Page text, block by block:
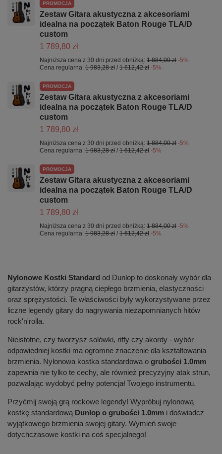
PROMOCJA
Zestaw Gitara akustyczna z akcesoriami
idealna na początek Baton Rouge TLA/D
custom
1 789,80 zł
Najniższa cena z 30 dni przed obniżką: 1 884,00 zł -5%
Cena regularna: 1 983,28 zł / 1 612,42 zł -5%
PROMOCJA
Zestaw Gitara akustyczna z akcesoriami
idealna na początek Baton Rouge TLA/D
custom
1 789,80 zł
Najniższa cena z 30 dni przed obniżką: 1 884,00 zł -5%
Cena regularna: 1 983,28 zł / 1 612,42 zł -5%
PROMOCJA
Zestaw Gitara akustyczna z akcesoriami
idealna na początek Baton Rouge TLA/D
custom
1 789,80 zł
Najniższa cena z 30 dni przed obniżką: 1 884,00 zł -5%
Cena regularna: 1 983,28 zł / 1 612,42 zł -5%
Nylonowe Kostki Standard od Dunlop to doskonały wybór dla
gitarzystów, którzy pragną ciepłego brzmienia, elastyczności
oraz sprężystości. Te właściwości były wykorzystywane przez
liczne legendy gitary do nagrywania niezapomnianych hitów
rock'n'rolla.
Nieistotne, czy tworzysz solówki, riffy czy akordy - wybór
odpowiedniej kostki ma ogromne znaczenie dla kształtowania
brzmienia. Nylonowa kostka standardowa o grubości 1.0mm
zapewnia nie tylko te cechy, ale również precyzyjny atak strun,
pozwalając wydobyć pełny potencjał Twojego instrumentu.
Przyćmij swoją grą rockowe legendy! Wypróbuj nylonową
kostkę standardową Dunlop o grubości 1.0mm i doświadcz
wyjątkowego brzmienia swojej gitary. Wymień swoje
dotychczasowe kostki na coś specjalnego!